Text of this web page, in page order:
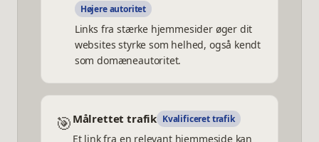
Højere autoritet
Links fra stærke hjemmesider øger dit
websites styrke som helhed, også kendt
som domæneautoritet.
🎯 Målrettet trafik Kvalificeret trafik
Et link fra en relevant hjemmeside kan